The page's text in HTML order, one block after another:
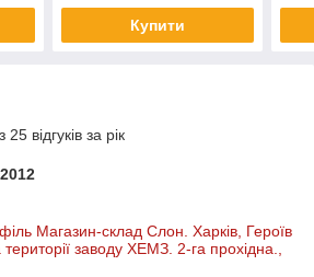
Купити
відгуків за рік
Магазин-склад Слон. Харків, Героїв
заводу ХЕМЗ. 2-га прохідна.,